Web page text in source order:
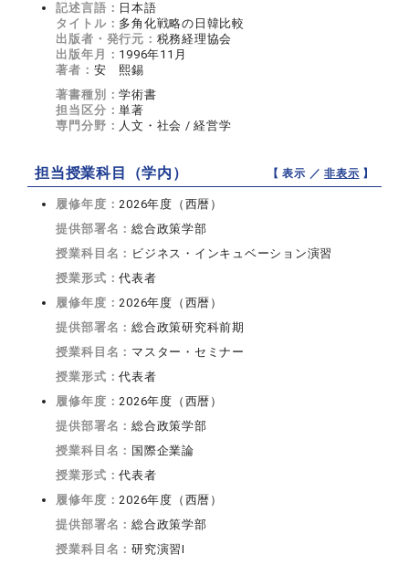
記述言語： 日本語
タイトル： 多角化戦略の日韓比較
出版者・発行元： 税務経理協会
出版年月： 1996年11月
著者： 安 熙錫
著書種別：学術書
担当区分：単著
専門分野： 人文・社会 / 経営学
担当授業科目（学内） 【 表示 ／非表示 】
履修年度：2026年度（西暦）
提供部署名：総合政策学部
授業科目名： ビジネス・インキュベーション演習
授業形式：代表者
履修年度：2026年度（西暦）
提供部署名：総合政策研究科前期
授業科目名： マスター・セミナー
授業形式：代表者
履修年度：2026年度（西暦）
提供部署名：総合政策学部
授業科目名： 国際企業論
授業形式：代表者
履修年度：2026年度（西暦）
提供部署名：総合政策学部
授業科目名：研究演習I